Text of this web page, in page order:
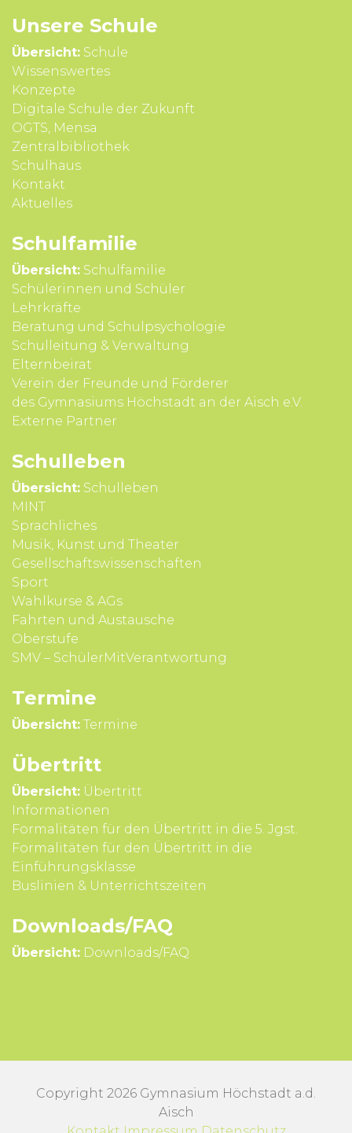
Unsere Schule
Übersicht: Schule
Wissens­wertes
Konzepte
Digitale Schule der Zukunft
OGTS, Mensa
Zentralbibliothek
Schulhaus
Kontakt
Aktuelles
Schul­familie
Übersicht: Schulfamilie
Schülerinnen und Schüler
Lehrkräfte
Beratung und Schul­psycho­logie
Schul­leitung & Verwal­tung
Eltern­beirat
Verein der Freunde und Förderer
des Gymnasiums Höchstadt an der Aisch e.V.
Externe Partner
Schul­leben
Übersicht: Schulleben
MINT
Sprach­liches
Musik, Kunst und Theater
Gesell­schafts­wissen­schaften
Sport
Wahl­kurse & AGs
Fahrten und Aus­tausche
Ober­stufe
SMV – SchülerMitVerantwortung
Termine
Übersicht: Termine
Übertritt
Übersicht: Übertritt
Infor­mationen
Formali­täten für den Über­tritt in die 5. Jgst.
Formali­täten für den Über­tritt in die
Einführungsklasse
Buslinien & Unterrichts­zeiten
Downloads/FAQ
Übersicht: Downloads/FAQ
Copyright 2026 Gymnasium Höchstadt a.d.
Aisch